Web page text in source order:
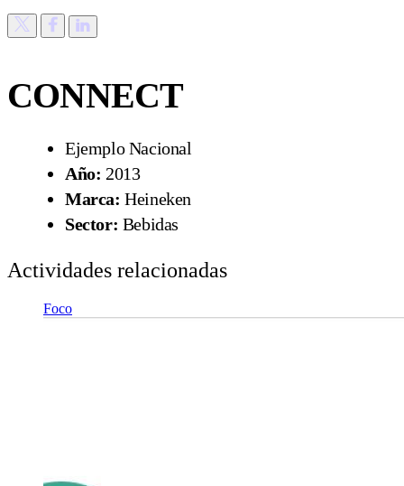
CONNECT
Ejemplo Nacional
Año: 2013
Marca: Heineken
Sector: Bebidas
Actividades relacionadas
Foco